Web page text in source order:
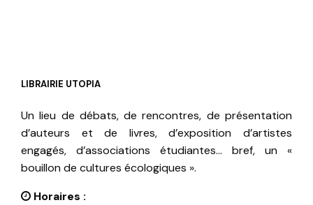
LIBRAIRIE UTOPIA
Un lieu de débats, de rencontres, de présentation
d’auteurs et de livres, d’exposition d’artistes
engagés, d’associations étudiantes… bref, un «
bouillon de cultures écologiques ».
Horaires :